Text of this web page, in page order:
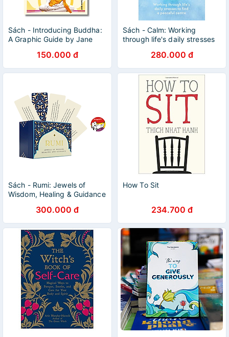
Sách - Introducing Buddha:
A Graphic Guide by Jane
/ Ngoại văn Nhập khẩu
150.000 đ
Sách - Calm: Working
through life's daily stresses
Fearne Cotton - Nonfiction/
Self Help/ Mental Health in
English
280.000 đ
Sách - Rumi: Jewels of
Wisdom, Healing & Guidance
Reverie|Self Help/Nhập
khẩu
300.000 đ
How To Sit
234.700 đ